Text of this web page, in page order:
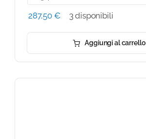
287,50 € 3 disponibili
Aggiungi al carrello